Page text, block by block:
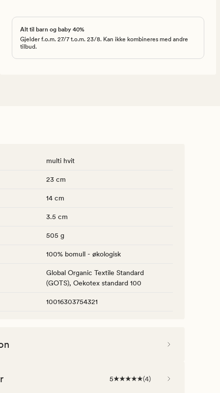
Alt til barn og baby 40%
Gjelder f.o.m. 27/7 t.o.m. 23/8. Kan ikke kombineres med andre
tilbud.
multi hvit
23 cm
14 cm
3.5 cm
505 g
100% bomull - økologisk
Global Organic Textile Standard
(GOTS), Oekotex standard 100
10016303754321
5 (4)